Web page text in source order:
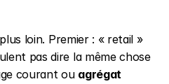
loin. Premier : « retail »
pas dire la même chose
courant ou agrégat